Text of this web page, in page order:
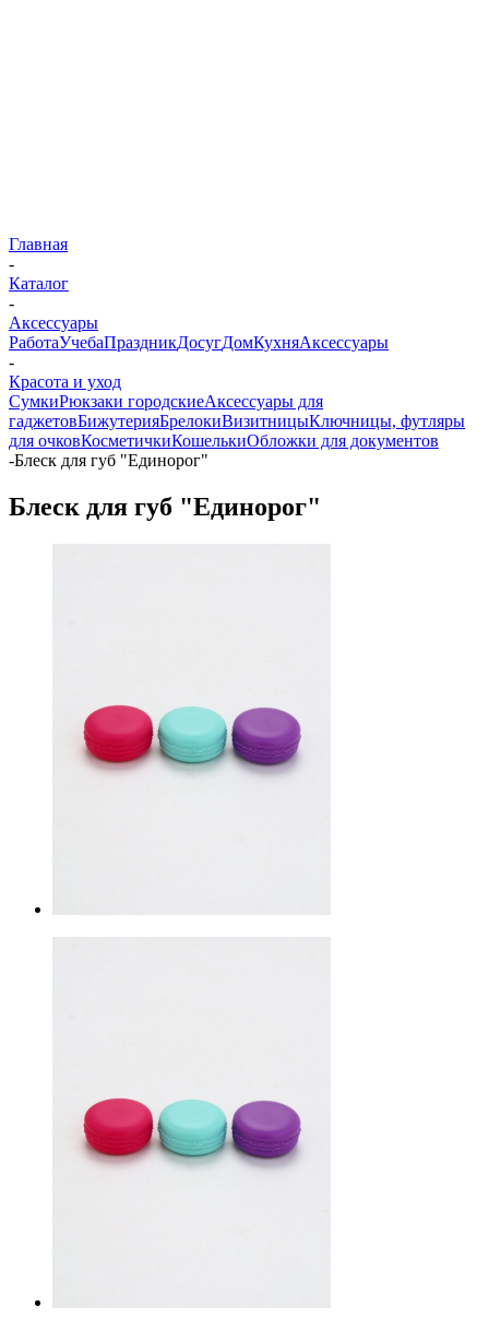
Главная
-
Каталог
-
Аксессуары
РаботаУчебаПраздникДосугДомКухняАксессуары
-
Красота и уход
СумкиРюкзаки городскиеАксессуары для
гаджетовБижутерияБрелокиВизитницыКлючницы, футляры
для очковКосметичкиКошелькиОбложки для документов
-Блеск для губ "Единорог"
Блеск для губ "Единорог"